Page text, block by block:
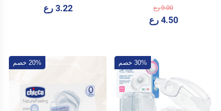
9.00 رع
4.50 رع
3.22 رع
30% خصم 20% خصم